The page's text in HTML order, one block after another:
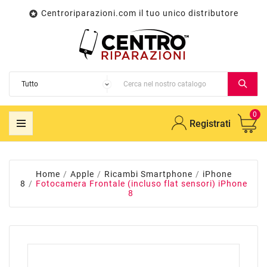
 Centroriparazioni.com il tuo unico distributore
Registrati
0
Home Apple Ricambi Smartphone
iPhone
8
Fotocamera Frontale (incluso flat sensori) iPhone
8